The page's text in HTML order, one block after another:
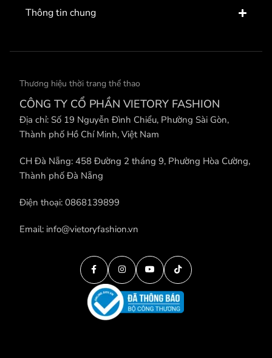
Thông tin chung
Thương hiệu thời trang thể thao
CÔNG TY CỔ PHẦN VIETORY FASHION
Địa chỉ: Số 19 Nguyễn Đình Chiểu, Phường Sài Gòn,
Thành phố Hồ Chí Minh, Việt Nam
CH Đà Nẵng: 458 Đường 2 tháng 9, Phường Hòa Cường,
Thành phố Đà Nẵng
Điện thoại: 0868139899
Email: info@vietoryfashion.vn